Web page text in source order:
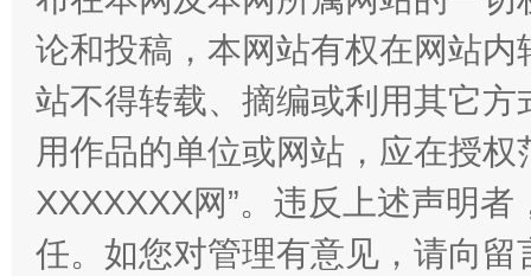
论和投稿，本网站有权在网站
站不得转载、摘编或利用其它
用作品的单位或网站，应在授
XXXXXXX网”。违反上述声明
任。如您对管理有意见，请向